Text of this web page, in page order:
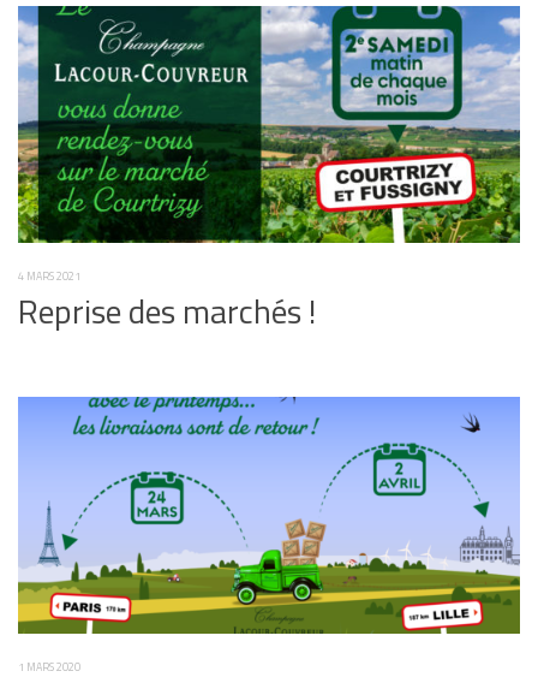
4 MARS 2021
Reprise des marchés !
1 MARS 2020